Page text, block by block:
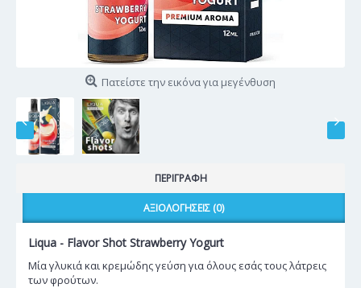
Πατείστε την εικόνα για μεγένθυση
ΠΕΡΙΓΡΑΦΉ
ΑΞΙΟΛΟΓΉΣΕΙΣ (0)
Liqua - Flavor Shot Strawberry Yogurt
Μία γλυκιά και κρεμώδης γεύση για όλους εσάς τους λάτρεις
των φρούτων.